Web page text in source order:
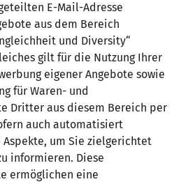
E-Mail-Adresse
aus dem Bereich
und Diversity“
gilt für die Nutzung Ihrer
eigener Angebote sowie
für Waren- und
Dritter aus diesem Bereich per
auch automatisiert
um Sie zielgerichtet
informieren. Diese
ermöglichen eine